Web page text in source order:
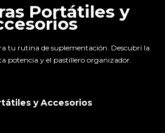
Portátiles y
tu rutina de suplementación. Descubrí la
potencia y el pastillero organizador.
y Accesorios